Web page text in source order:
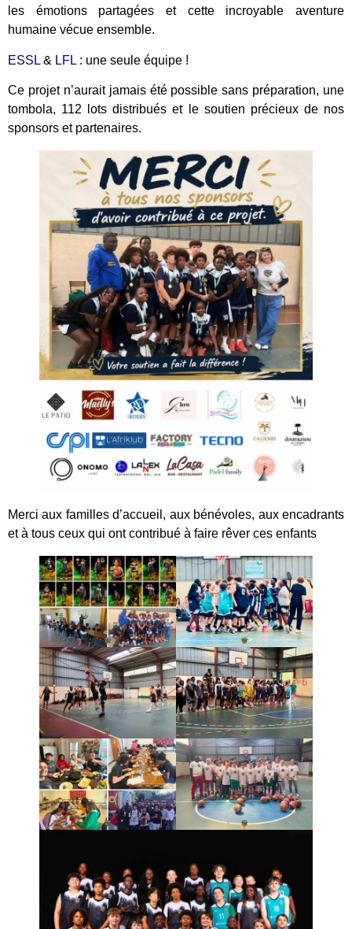
les émotions partagées et cette incroyable aventure
humaine vécue ensemble.
ESSL & LFL : une seule équipe !
Ce projet n’aurait jamais été possible sans préparation, une
tombola, 112 lots distribués et le soutien précieux de nos
sponsors et partenaires.
Merci aux familles d’accueil, aux bénévoles, aux encadrants
et à tous ceux qui ont contribué à faire rêver ces enfants